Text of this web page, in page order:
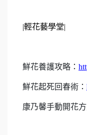
|輕花藝學堂|
鮮花養護攻略：
鮮花起死回春術：
康乃馨手動開花方